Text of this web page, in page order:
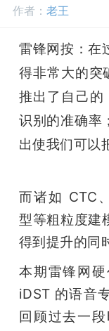
网
公
开
课
动
中
心
作者： 老王
雷锋网按：在
得非常大的突
推出了自己
识别的准确
出使我们可以
而诸如 CTC
型等粗粒度建
得到提升的同
本期雷锋网
iDST 的语音
回顾过去一